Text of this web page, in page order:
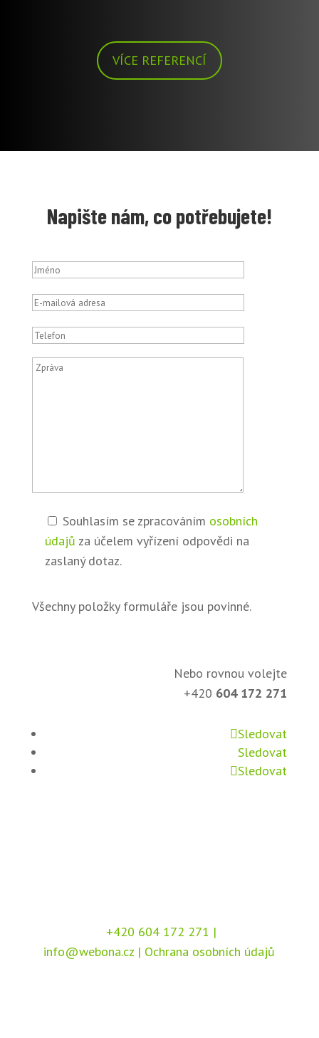
VÍCE REFERENCÍ
Napište nám, co potřebujete!
Souhlasím se zpracováním osobních
údajů za účelem vyřízení odpovědi na
zaslaný dotaz.
Všechny položky formuláře jsou povinné.
Nebo rovnou volejte
+420 604 172 271
Sledovat
Sledovat
Sledovat
+420 604 172 271 |
info@webona.cz | Ochrana osobních údajů